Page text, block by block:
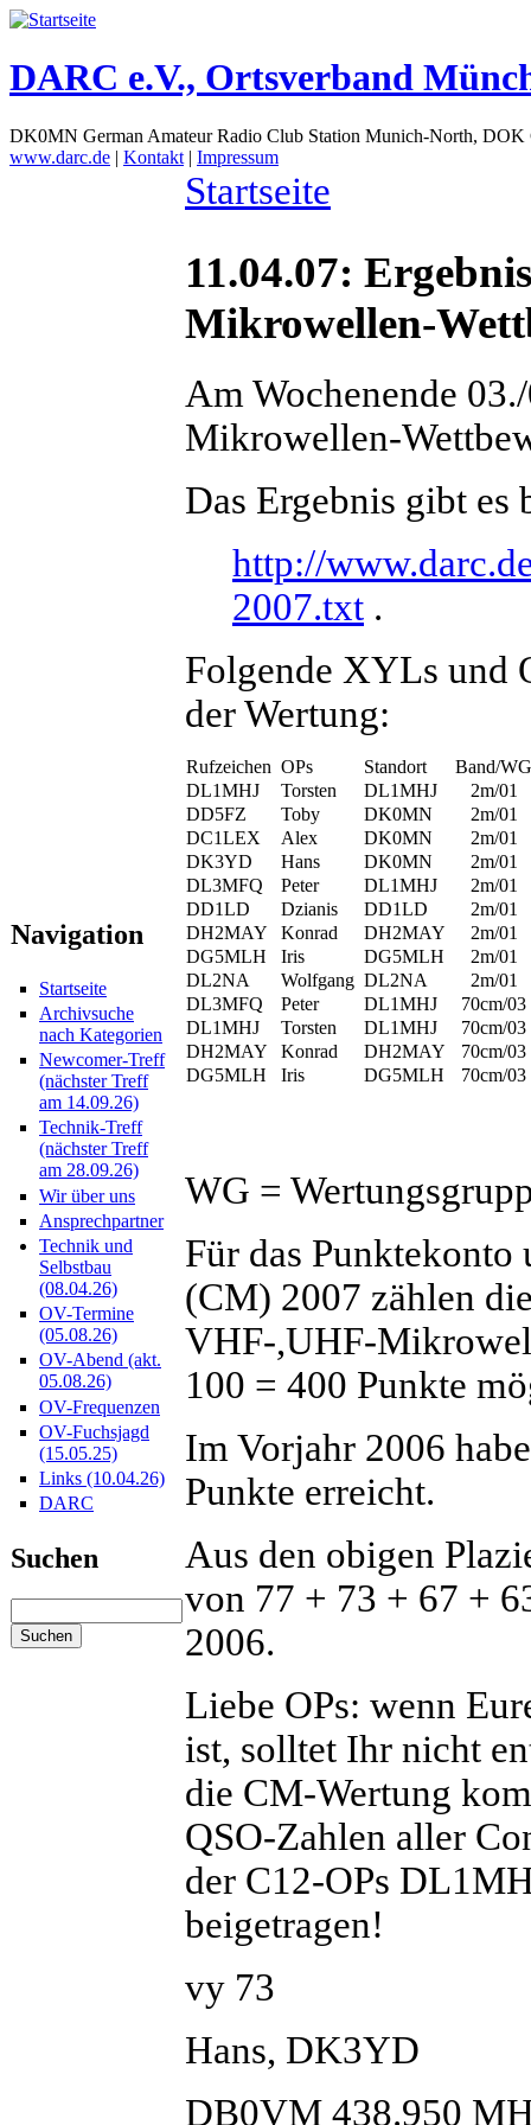
DARC e.V., Ortsverband
DK0MN German Amateur Radio Club Station Munich-North,
www.darc.de | Kontakt | Impressum
Navigation
Startseite
Archivsuche
nach Kategorien
Newcomer-Treff
(nächster Treff
am 14.09.26)
Technik-Treff
(nächster Treff
am 28.09.26)
Wir über uns
Ansprechpartner
Technik und
Selbstbau
(08.04.26)
OV-Termine
(05.08.26)
OV-Abend (akt.
05.08.26)
OV-Frequenzen
OV-Fuchsjagd
(15.05.25)
Links (10.04.26)
DARC
Suchen
Startseite
11.04.07:
Mikrowellen-
Am Wochenende
Mikrowellen-
Das Ergebnis gibt es
http://
2007.txt .
Folgende XYLs und
der Wertung:
Rufzeichen OPs Standort
Band/WG
DL1MHJ
Torsten DL1MHJ
2m/01
DD5FZ
Toby DK0MN
2m/01
DC1LEX
Alex DK0MN
2m/01
DK3YD
Hans DK0MN
2m/01
DL3MFQ
Peter DL1MHJ
2m/01
DD1LD
Dzianis DD1LD
2m/01
DH2MAY
Konrad DH2MAY
2m/01
DG5MLH
Iris DG5MLH
2m/01
DL2NA
Wolfgang DL2NA
2m/01
DL3MFQ
Peter DL1MHJ
70cm/03
DL1MHJ
Torsten DL1MHJ
70cm/03
DH2MAY
Konrad DH2MAY
70cm/03
DG5MLH
Iris DG5MLH 70cm/03
WG =
Für das Punktekonto
(CM) 2007 zählen
VHF-,UHF-
100 = 400 Punkte
Im Vorjahr 2006
Punkte erreicht.
Aus den obigen
von 77 + 73 + 67 +
2006.
Liebe OPs: wenn
ist, solltet Ihr nicht
die CM-Wertung
QSO-Zahlen aller
der C12-OPs
beigetragen!
vy 73
Hans, DK3YD
DB0VM 438.950